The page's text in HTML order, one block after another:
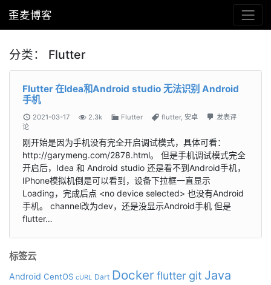
歪麦博客
分类： Flutter
Flutter 在Idea和Android studio 无法识别 Android
手机
2021-03-17 2.3k Flutter flutter, 安卓
发表评
论
刚开始是因为手机没有完全开启调试模式，具体可看：
http://garymeng.com/2878.html。 但是手机调试模式完全
开启后，Idea 和 Android studio 还是看不到Android手机，
IPhone模拟机倒是可以看到，设备下拉框一直显示
Loading，完成后点 <no device selected> 也没有Android
手机。 channel改为dev，还是没显示Android手机 但是
flutter…
标签云
Android CentOS cURL Dart Dockerflutter git Java